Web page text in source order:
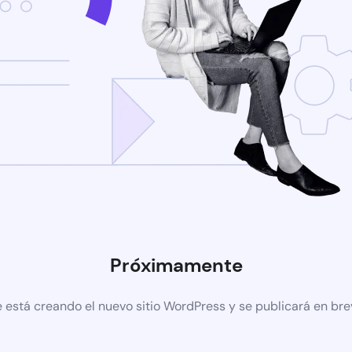
Próximamente
está creando el nuevo sitio WordPress y se publicará en